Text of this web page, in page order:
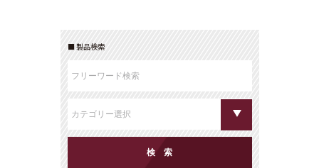
製品検索